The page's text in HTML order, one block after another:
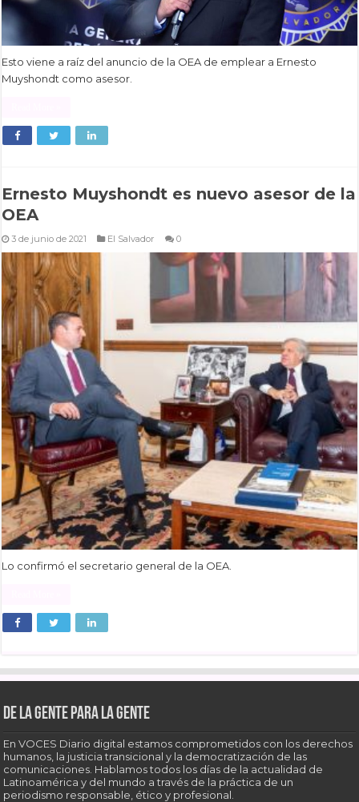
Esto viene a raíz del anuncio de la OEA de emplear a Ernesto
Muyshondt como asesor.
Ernesto Muyshondt es nuevo asesor de la
OEA
3 de junio de 2021 El Salvador 0
Lo confirmó el secretario general de la OEA.
De la gente para la gente
En VOCES Diario digital estamos comprometidos con los derechos
humanos, la justicia transicional y la democratización de las
comunicaciones. Hablamos todos los días de la actualidad de
Latinoamérica y del mundo a través de la práctica de un
periodismo responsable, ético y profesional.